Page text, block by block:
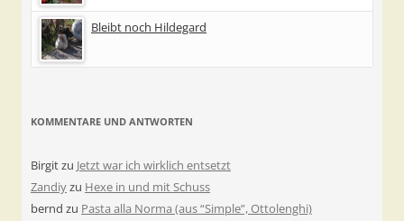
Bleibt noch Hildegard
KOMMENTARE UND ANTWORTEN
Birgitzu Jetzt war ich wirklich entsetzt
Zandiyzu Hexe in und mit Schuss
bernd zu Pasta alla Norma (aus “Simple”, Ottolenghi)